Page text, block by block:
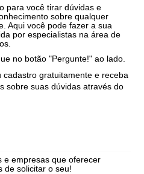
para você tirar dúvidas e
sobre qualquer
Aqui você pode fazer a sua
por especialistas na área de
no botão "Pergunte!" ao lado.
cadastro gratuitamente e receba
sobre suas dúvidas através do
e empresas que oferecer
de solicitar o seu!